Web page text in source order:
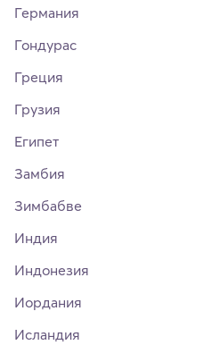
Германия
Гондурас
Греция
Грузия
Египет
Замбия
Зимбабве
Индия
Индонезия
Иордания
Исландия